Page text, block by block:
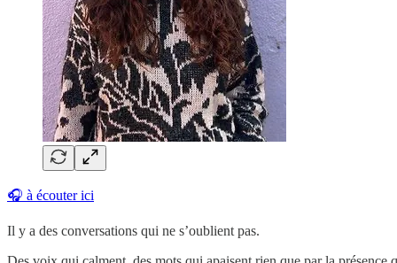
🎧 à écouter ici
Il y a des conversations qui ne s’oublient pas.